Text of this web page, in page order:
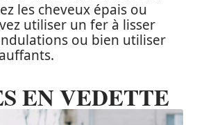
les cheveux épais ou
utiliser un fer à lisser
ou bien utiliser
EN VEDETTE